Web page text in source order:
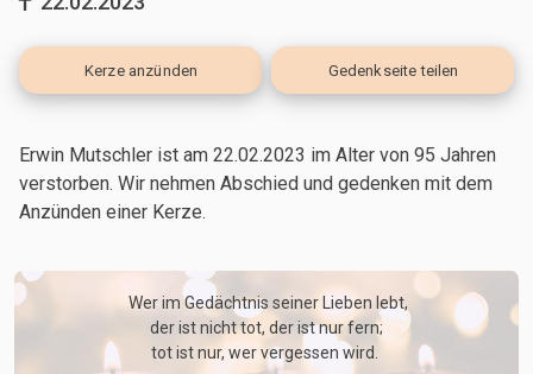
Kerze anzünden Gedenkseite teilen
Erwin Mutschler ist am 22.02.2023 im Alter von 95 Jahren
verstorben. Wir nehmen Abschied und gedenken mit dem
Anzünden einer Kerze.
Wer im Gedächtnis seiner Lieben lebt,
der ist nicht tot, der ist nur fern;
tot ist nur, wer vergessen wird.